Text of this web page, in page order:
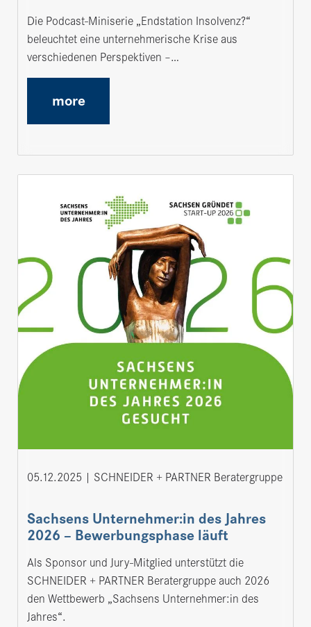
Die Podcast-Miniserie „Endstation Insolvenz?“
beleuchtet eine unternehmerische Krise aus
verschiedenen Perspektiven –…
more
05.12.2025 SCHNEIDER + PARTNER Beratergruppe
Sachsens Unternehmer:in des Jahres
2026 – Bewerbungsphase läuft
Als Sponsor und Jury-Mitglied unterstützt die
SCHNEIDER + PARTNER Beratergruppe auch 2026
den Wettbewerb „Sachsens Unternehmer:in des
Jahres“.